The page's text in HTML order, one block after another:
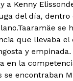
Kenny
del día, dentro
Taaramäe se
que llevaba el
y empinada.
en la
encontraban